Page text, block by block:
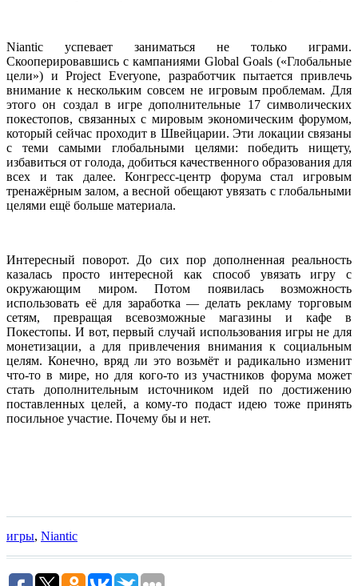
Niantic успевает заниматься не только играми.
Скооперировавшись с кампаниями Global Goals («Глобальные
цели») и Project Everyone, разработчик пытается привлечь
внимание к нескольким совсем не игровым проблемам. Для
этого он создал в игре дополнительные 17 символических
покестопов, связанных с мировым экономическим форумом,
который сейчас проходит в Швейцарии. Эти локации связаны
с теми самыми глобальными целями: победить нищету,
избавиться от голода, добиться качественного образования для
всех и так далее. Конгресс-центр форума стал игровым
тренажёрным залом, а весной обещают увязать с глобальными
целями ещё больше материала.
Интересный поворот. До сих пор дополненная реальность
казалась просто интересной как способ увязать игру с
окружающим миром. Потом появилась возможность
использовать её для заработка — делать рекламу торговым
сетям, превращая всевозможные магазины и кафе в
Покестопы. И вот, первый случай использования игры не для
монетизации, а для привлечения внимания к социальным
целям. Конечно, вряд ли это возьмёт и радикально изменит
что-то в мире, но для кого-то из участников форума может
стать дополнительным источником идей по достижению
поставленных целей, а кому-то подаст идею тоже принять
посильное участие. Почему бы и нет.
игры, Niantic